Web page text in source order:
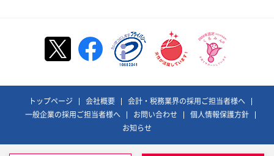
トップページ 会社概要
会計・税務業界の採用ご担当者様へ
一般企業の採用ご担当者様へ
お問い合わせ
個人情報保護方針
お知らせ